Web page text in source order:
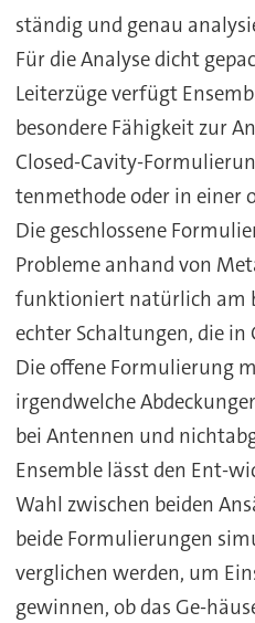
ständig und genau
Für die Analyse dicht
Leiterzüge verfügt
besondere Fähigkeit zur
Closed-Cavity-
tenmethode oder in einer
Die geschlossene
Probleme anhand von
funktioniert natürlich am
echter Schaltungen, die in
Die offene Formulierung
irgendwelche
bei Antennen und
Ensemble lässt den Ent-
Wahl zwischen beiden
beide Formulierungen
verglichen werden, um
gewinnen, ob das Ge-